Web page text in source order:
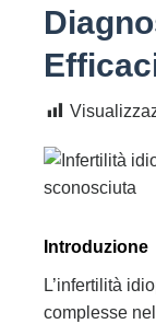
Introduzione
L’infertilità
complesse